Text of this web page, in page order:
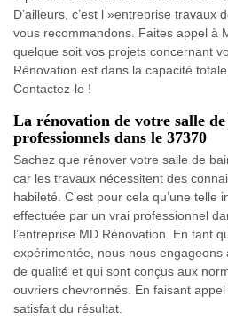
D’ailleurs, c’est l »entreprise travaux
vous recommandons. Faites appel à
quelque soit vos projets concernant
Rénovation est dans la capacité
Contactez-le !
La rénovation de votre salle
professionnels dans le 37370
Sachez que rénover votre salle de
car les travaux nécessitent des
habileté. C’est pour cela qu’une telle
effectuée par un vrai professionnel
l’entreprise MD Rénovation. En tant
expérimentée, nous nous
de qualité et qui sont conçus aux
ouvriers chevronnés. En faisant
satisfait du résultat.